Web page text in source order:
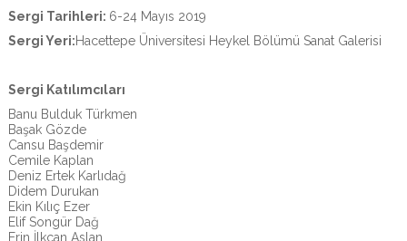
Sergi Tarihleri: 6-24 Mayıs 2019
Sergi Yeri:Hacettepe Üniversitesi Heykel Bölümü Sanat Galerisi
Sergi Katılımcıları
Banu Bulduk Türkmen
Başak Gözde
Cansu Başdemir
Cemile Kaplan
Deniz Ertek Karlıdağ
Didem Durukan
Ekin Kılıç Ezer
Elif Songür Dağ
Erin İlkcan Aslan